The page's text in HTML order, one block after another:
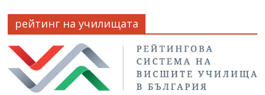
рейтинг на училищата